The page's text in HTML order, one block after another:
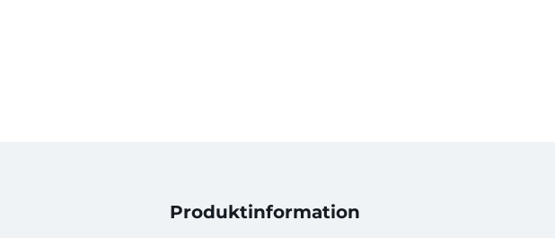
Produktinformation